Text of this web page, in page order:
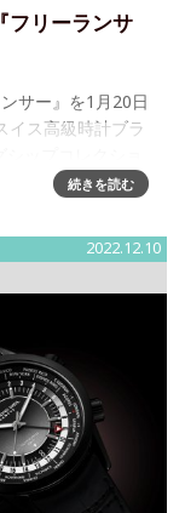
フリーランサ
サー』を1月20日
イス高級時計ブラ
新モデルを、2
続きを読む
2022.12.10